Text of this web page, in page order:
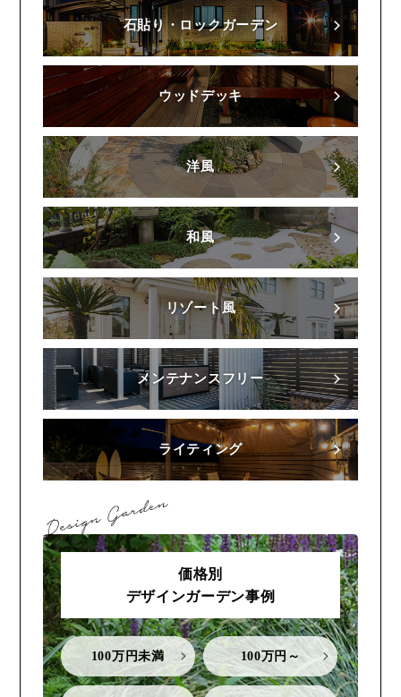
石貼り・ロックガーデン
ウッドデッキ
洋風
和風
リゾート風
メンテナンスフリー
ライティング
価格別
デザインガーデン事例
100万円未満 100万円～